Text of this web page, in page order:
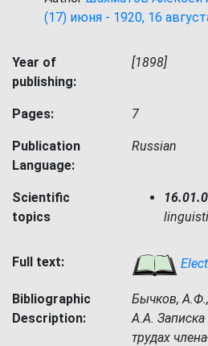
(17) июня - 1920, 16
Year of
publishing:
[1898]
Pages: 7
Publication
Language:
Russian
Scientific
topics
Full text:
Bibliographic
Description:
Бычков,
А.А.
трудах